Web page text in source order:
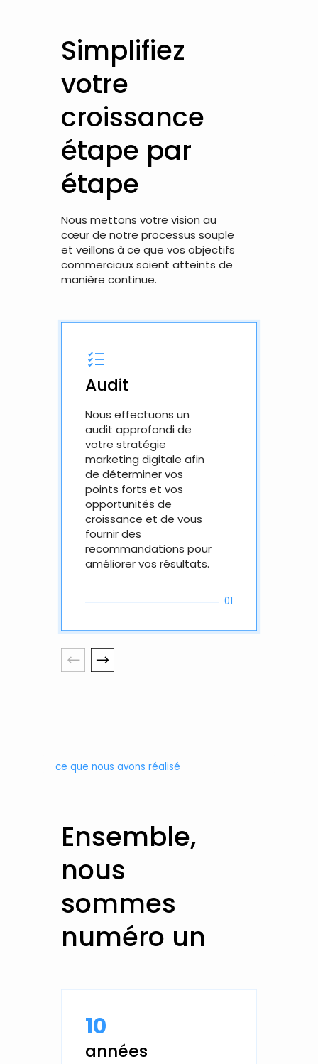
Simplifiez
votre
croissance
étape par
étape
Nous mettons votre vision au
cœur de notre processus souple
et veillons à ce que vos objectifs
commerciaux soient atteints de
manière continue.
Audit
Nous effectuons un
audit approfondi de
votre stratégie
marketing digitale afin
de déterminer vos
points forts et vos
opportunités de
croissance et de vous
fournir des
recommandations pour
améliorer vos résultats.
01
ce que nous avons réalisé
Ensemble,
nous
sommes
numéro un
10
années